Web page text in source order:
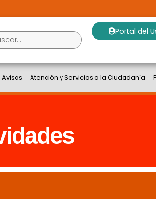
Portal del
Avisos Atención y Servicios a la Ciudadanía